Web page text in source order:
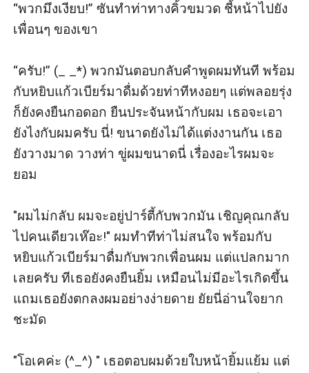
“พวกมึงเงียบ!” ซันทำท่าทางคิ้วขมวด ชี้หน้าไปยัง
เพื่อนๆ ของเขา
“ครับ!” (_ _*) พวกมันตอบกลับคำพูดผมทันที พร้อม
กับหยิบแก้วเบียร์มาดื่มด้วยท่าทีหงอยๆ แต่พลอยรุ่ง
ก็ยังคงยืนกอดอก ยืนประจันหน้ากับผม เธอจะเอา
ยังไงกับผมครับ นี่! ขนาดยังไม่ได้แต่งงานกัน เธอ
ยังวางมาด วางท่า ขู่ผมขนาดนี่ เรื่องอะไรผมจะ
ยอม
"ผมไม่กลับ ผมจะอยู่ปาร์ตี้กับพวกมัน เชิญคุณกลับ
ไปคนเดียวเห๊อะ!" ผมทำทีท่าไม่สนใจ พร้อมกับ
หยิบแก้วเบียร์มาดื่มกับพวกเพื่อนผม แต่แปลกมาก
เลยครับ ทีเธอยังคงยืนยิ้ม เหมือนไม่มีอะไรเกิดขึ้น
แถมเธอยังตกลงผมอย่างง่ายดาย ยัยนี่อ่านใจยาก
ชะมัด
"โอเคค่ะ (^_^) " เธอตอบผมด้วยใบหน้ายิ้มแย้ม แต่